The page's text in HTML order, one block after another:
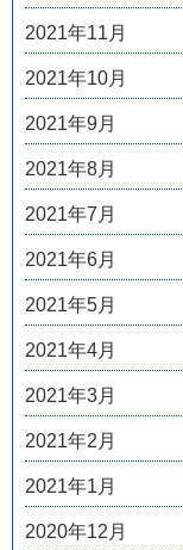
2021年11月
2021年10月
2021年9月
2021年8月
2021年7月
2021年6月
2021年5月
2021年4月
2021年3月
2021年2月
2021年1月
2020年12月